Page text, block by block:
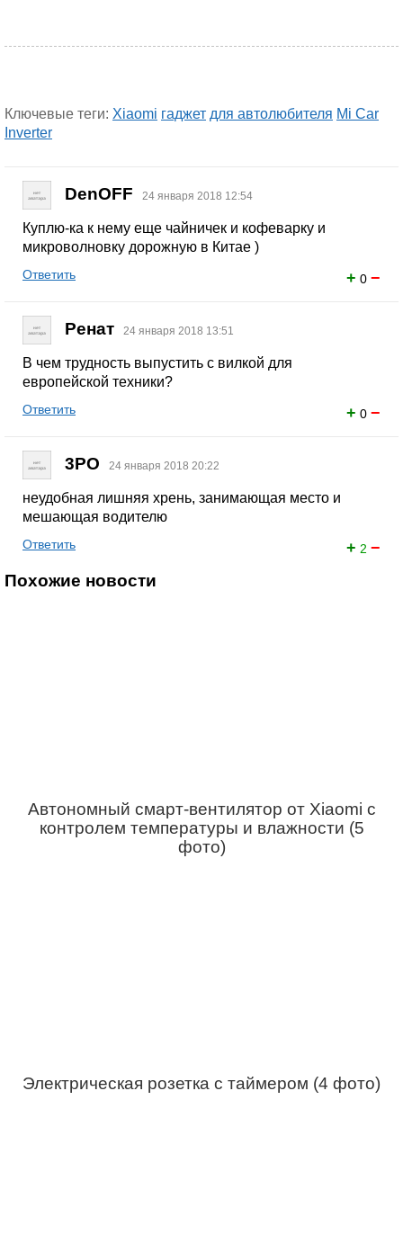
Ключевые теги: Xiaomi гаджет для автолюбителя Mi Car
Inverter
DenOFF 24 января 2018 12:54
Куплю-ка к нему еще чайничек и кофеварку и
микроволновку дорожную в Китае )
+ 0 −
Ответить
Ренат 24 января 2018 13:51
В чем трудность выпустить с вилкой для
европейской техники?
+ 0 −
Ответить
3PO 24 января 2018 20:22
неудобная лишняя хрень, занимающая место и
мешающая водителю
+ 2 −
Ответить
Похожие новости
Автономный смарт-вентилятор от Xiaomi с
контролем температуры и влажности (5
фото)
Электрическая розетка с таймером (4 фото)